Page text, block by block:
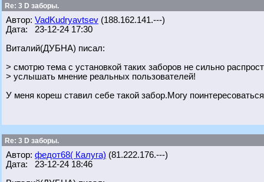
Re: 3 D заборы.
Автор: VadKudryavtsev (188.162.141.---)
Дата: 23-12-24 17:30
Виталий(ДУБНА) писал:
> смотрю тема с установкой таких заборов не сильно
> услышать мнение реальных пользователей!
У меня кореш ставил себе такой забор.Могу
Re: 3 D заборы.
Автор: федот68( Калуга) (81.222.176.---)
Дата: 23-12-24 18:46